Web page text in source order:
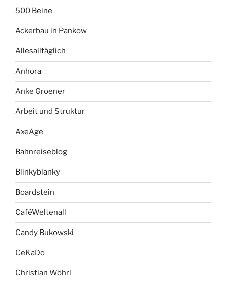
500 Beine
Ackerbau in Pankow
Allesalltäglich
Anhora
Anke Groener
Arbeit und Struktur
AxeAge
Bahnreiseblog
Blinkyblanky
Boardstein
CaféWeltenall
Candy Bukowski
CeKaDo
Christian Wöhrl